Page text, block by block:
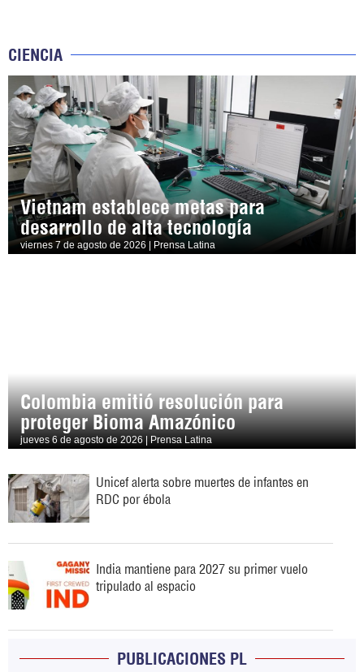
CIENCIA
Vietnam establece metas para
desarrollo de alta tecnología
viernes 7 de agosto de 2026 | Prensa Latina
Colombia emitió resolución para
proteger Bioma Amazónico
jueves 6 de agosto de 2026 | Prensa Latina
Unicef alerta sobre muertes de infantes en
RDC por ébola
India mantiene para 2027 su primer vuelo
tripulado al espacio
PUBLICACIONES PL